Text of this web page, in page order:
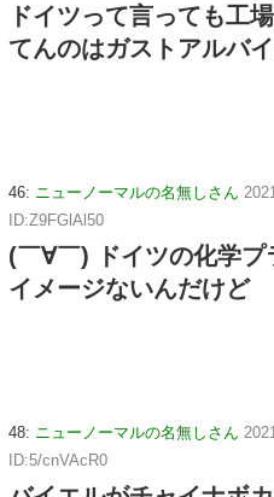
ドイツって言っても工
てんのはガストアルバ
46: ニューノーマルの名無しさん
ID:Z9FGlAl50
(￣∀￣) ドイツの化学プ
イメージないんだけど
48: ニューノーマルの名無しさん
ID:5/cnVAcR0